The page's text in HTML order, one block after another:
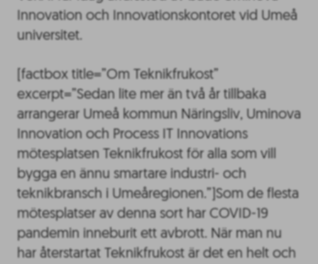
Innovation och Innovationskontoret vid Umeå
universitet.
[factbox title=”Om Teknikfrukost”
excerpt=”Sedan lite mer än två år tillbaka
arrangerar Umeå kommun Näringsliv, Uminova
Innovation och Process IT Innovations
mötesplatsen Teknikfrukost för alla som vill
bygga en ännu smartare industri- och
teknikbransch i Umeåregionen.”]Som de flesta
mötesplatser av denna sort har COVID-19
pandemin inneburit ett avbrott. När man nu
har återstartat Teknikfrukost är det en helt och